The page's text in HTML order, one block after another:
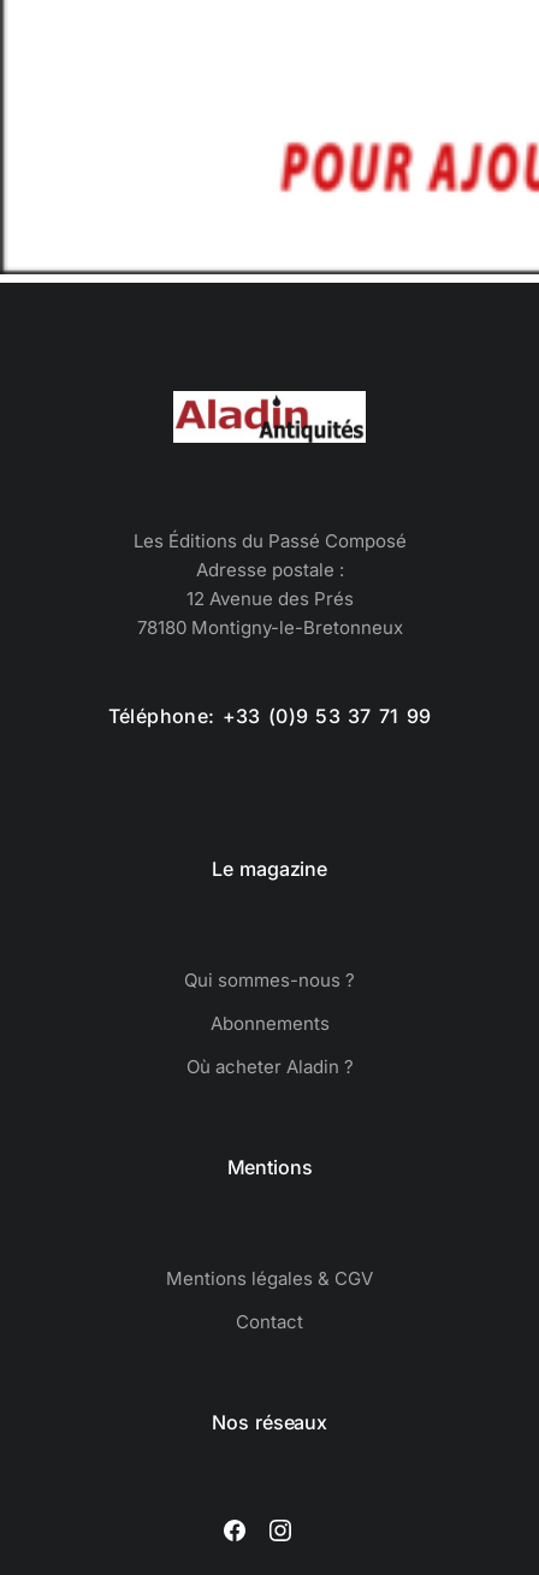
Les Éditions du Passé Composé
Adresse postale :
12 Avenue des Prés
78180 Montigny-le-Bretonneux
Téléphone: +33 (0)9 53 37 71 99
Le magazine
Qui sommes-nous ?
Abonnements
Où acheter Aladin ?
Mentions
Mentions légales & CGV
Contact
Nos réseaux